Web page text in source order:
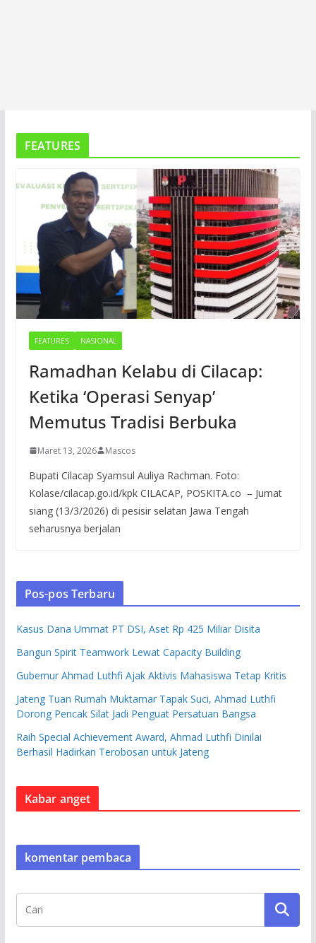
FEATURES
FEATURES NASIONAL
Ramadhan Kelabu di Cilacap:
Ketika ‘Operasi Senyap’
Memutus Tradisi Berbuka
Maret 13, 2026 Mascos
Bupati Cilacap Syamsul Auliya Rachman. Foto:
Kolase/cilacap.go.id/kpk CILACAP, POSKITA.co – Jumat
siang (13/3/2026) di pesisir selatan Jawa Tengah
seharusnya berjalan
Pos-pos Terbaru
Kasus Dana Ummat PT DSI, Aset Rp 425 Miliar Disita
Bangun Spirit Teamwork Lewat Capacity Building
Gubernur Ahmad Luthfi Ajak Aktivis Mahasiswa Tetap Kritis
Jateng Tuan Rumah Muktamar Tapak Suci, Ahmad Luthfi
Dorong Pencak Silat Jadi Penguat Persatuan Bangsa
Raih Special Achievement Award, Ahmad Luthfi Dinilai
Berhasil Hadirkan Terobosan untuk Jateng
Kabar anget
komentar pembaca